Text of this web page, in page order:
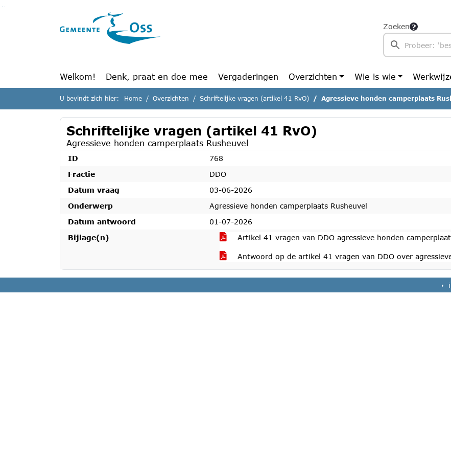
Ga naar de inhoud van deze pagina
Zoeken
Welkom! Denk, praat en doe mee Vergaderingen Overzichten Wie is wie
U bevindt zich hier: Home Overzichten Schriftelijke vragen (artikel 41 RvO) Agressieve honden camperplaats
Schriftelijke vragen (artikel 41 RvO)
Agressieve honden camperplaats Rusheuvel
ID
768
Fractie
DDO
Datum vraag
03-06-2026
Onderwerp
Agressieve honden camperplaats Rusheuvel
Datum antwoord
01-07-2026
Bijlage(n)
Artikel 41 vragen van DDO agressieve honden
Antwoord op de artikel 41 vragen van DDO over